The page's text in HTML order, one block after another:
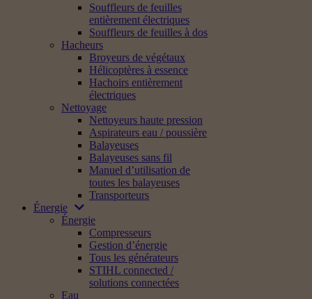
Souffleurs de feuilles
entièrement électriques
Souffleurs de feuilles à dos
Hacheurs
Broyeurs de végétaux
Hélicoptères à essence
Hachoirs entièrement
électriques
Nettoyage
Nettoyeurs haute pression
Aspirateurs eau / poussière
Balayeuses
Balayeuses sans fil
Manuel d’utilisation de
toutes les balayeuses
Transporteurs
Énergie
Énergie
Compresseurs
Gestion d’énergie
Tous les générateurs
STIHL connected /
solutions connectées
Eau